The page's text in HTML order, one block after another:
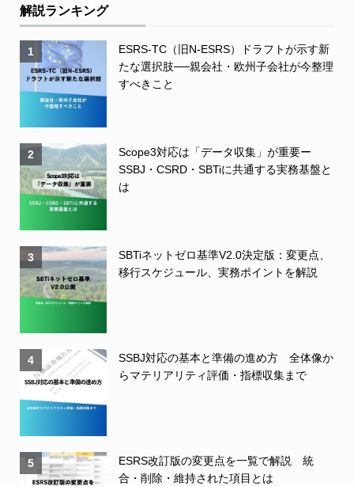
解説ランキング
1
ESRS-TC（旧N-ESRS）ドラフトが示す新
たな選択肢──親会社・欧州子会社が今整理
すべきこと
2
Scope3対応は「データ収集」が重要ー
SSBJ・CSRD・SBTiに共通する実務基盤と
は
3
SBTiネットゼロ基準V2.0決定版：変更点、
移行スケジュール、実務ポイントを解説
4
SSBJ対応の基本と準備の進め方 全体像か
らマテリアリティ評価・指標収集まで
5
ESRS改訂版の変更点を一覧で解説 統
合・削除・維持された項目とは